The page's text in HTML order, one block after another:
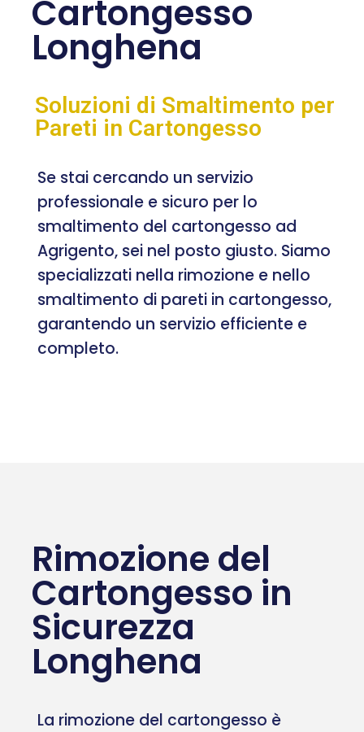
Cartongesso
Longhena
Soluzioni di Smaltimento per
Pareti in Cartongesso
Se stai cercando un servizio
professionale e sicuro per lo
smaltimento del cartongesso ad
Agrigento, sei nel posto giusto. Siamo
specializzati nella rimozione e nello
smaltimento di pareti in cartongesso,
garantendo un servizio efficiente e
completo.
Rimozione del
Cartongesso in
Sicurezza
Longhena
La rimozione del cartongesso è